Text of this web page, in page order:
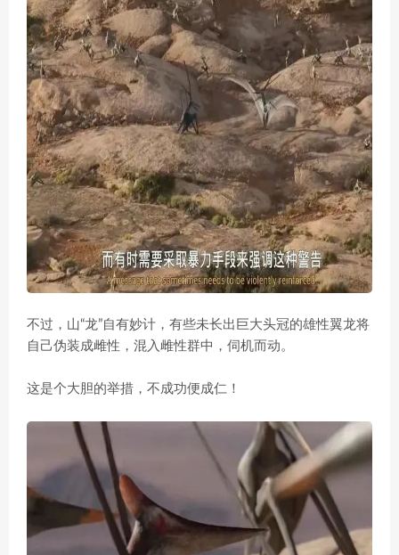
不过，山“龙”自有妙计，有些未长出巨大头冠的雄性翼龙将
自己伪装成雌性，混入雌性群中，伺机而动。
这是个大胆的举措，不成功便成仁！